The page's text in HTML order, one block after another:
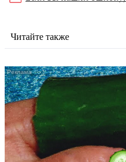
Читайте также